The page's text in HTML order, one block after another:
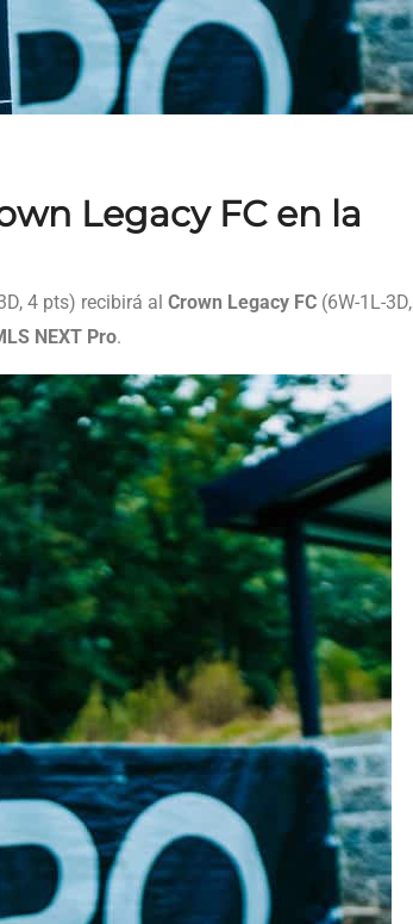
Legacy FC en la
4 pts) recibirá al Crown Legacy FC(6W-1L-3D,
NEXT Pro.